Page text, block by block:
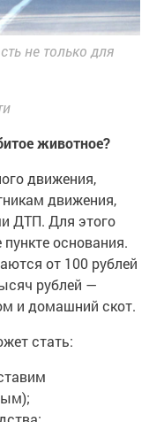
не только для
животное?
движения,
движения,
ДТП. Для этого
основания.
от 100 рублей
рублей —
и домашний скот.
стать: